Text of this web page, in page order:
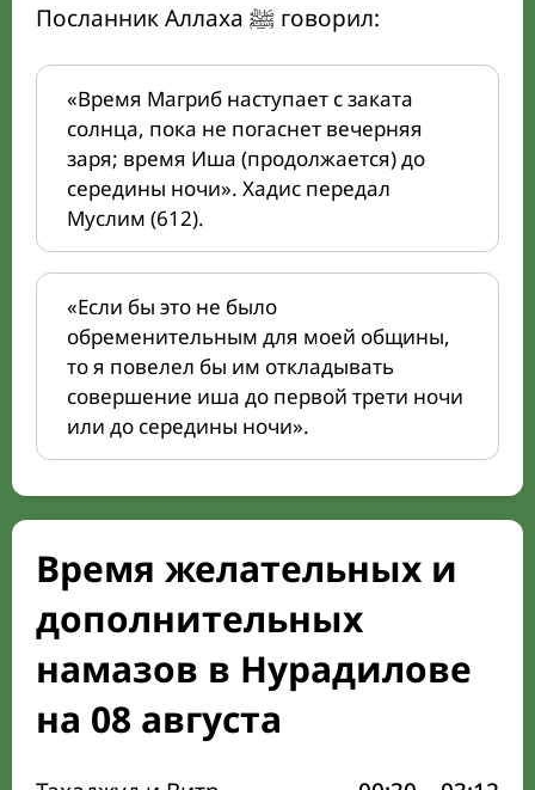
Посланник Аллаха ﷺ говорил:
«Время Магриб наступает с заката
солнца, пока не погаснет вечерняя
заря; время Иша (продолжается) до
середины ночи». Хадис передал
Муслим (612).
«Если бы это не было
обременительным для моей общины,
то я повелел бы им откладывать
совершение иша до первой трети ночи
или до середины ночи».
Время желательных и
дополнительных
намазов в Нурадилове
на 08 августа